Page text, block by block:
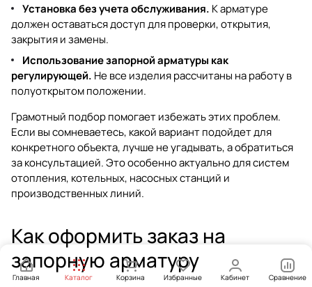
Установка без учета обслуживания. К арматуре
должен оставаться доступ для проверки, открытия,
закрытия и замены.
Использование запорной арматуры как
регулирующей. Не все изделия рассчитаны на работу в
полуоткрытом положении.
Грамотный подбор помогает избежать этих проблем.
Если вы сомневаетесь, какой вариант подойдет для
конкретного объекта, лучше не угадывать, а обратиться
за консультацией. Это особенно актуально для систем
отопления, котельных, насосных станций и
производственных линий.
Как оформить заказ на
запорную арматуру
Главная Каталог Корзина Избранные Кабинет Сравнение